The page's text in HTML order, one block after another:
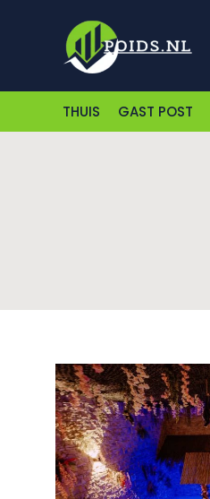
THUIS GAST POST